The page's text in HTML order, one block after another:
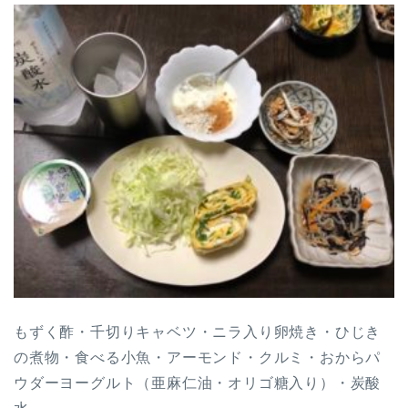
もずく酢・千切りキャベツ・ニラ入り卵焼き・ひじき
の煮物・食べる小魚・アーモンド・クルミ・おからパ
ウダーヨーグルト（亜麻仁油・オリゴ糖入り）・炭酸